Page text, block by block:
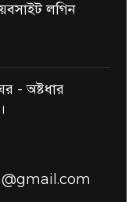
লগিন
- অষ্টধার